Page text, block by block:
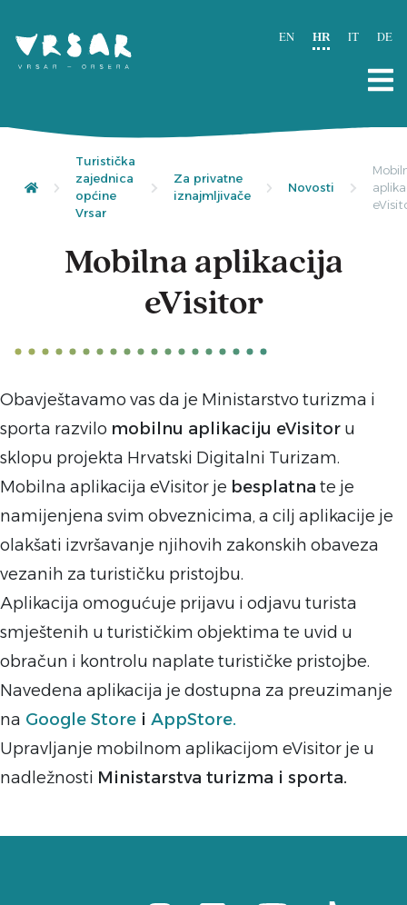
EN HR IT DE
Turistička
zajednica
općine
Vrsar
Za privatne
iznajmljivače
Novosti
Mobilna aplikacija
eVisitor
Obavještavamo vas da je Ministarstvo turizma i
sporta razvilo mobilnu aplikaciju eVisitor u
sklopu projekta Hrvatski Digitalni Turizam.
Mobilna aplikacija eVisitor je besplatna te je
namijenjena svim obveznicima, a cilj aplikacije je
olakšati izvršavanje njihovih zakonskih obaveza
vezanih za turističku pristojbu.
Aplikacija omogućuje prijavu i odjavu turista
smještenih u turističkim objektima te uvid u
obračun i kontrolu naplate turističke pristojbe.
Navedena aplikacija je dostupna za preuzimanje
na Google Store i AppStore.
Upravljanje mobilnom aplikacijom eVisitor je u
nadležnosti Ministarstva turizma i sporta.